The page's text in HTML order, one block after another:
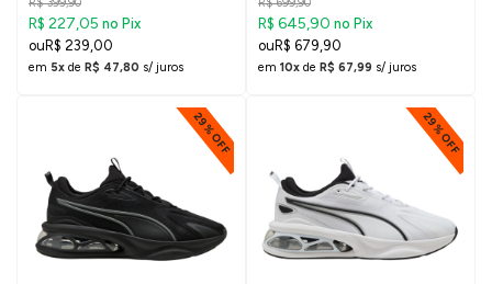
R$ 227,05 no Pix
R$ 239,00
em 5x de R$ 47,80 s/ juros
R$ 645,90 no Pix
R$ 679,90
em 10x de R$ 67,99 s/ juros
29% OFF 29% OFF